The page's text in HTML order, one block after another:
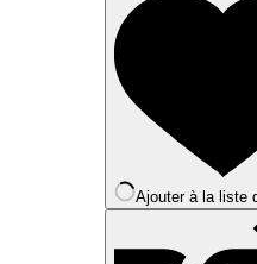
Ajouter à la liste